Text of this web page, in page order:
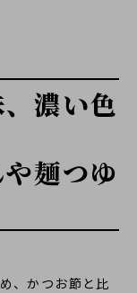
濃い色
麺つゆ
、かつお節と比